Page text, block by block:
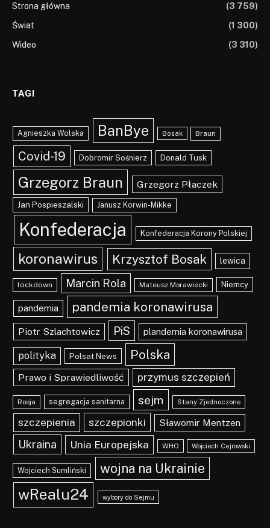
Strona główna
(3 759)
Świat
(1 300)
Wideo
(3 310)
TAGI
Agnieszka Wolska BanBye Bosak Braun
Covid-19 Dobromir Sośnierz Donald Tusk
Grzegorz Braun Grzegorz Płaczek
Jan Pospieszalski Janusz Korwin-Mikke
Konfederacja Konfederacja Korony Polskiej
koronawirus Krzysztof Bosak lewica
lockdown Marcin Rola Mateusz Morawiecki Niemcy
pandemia pandemia koronawirusa
Piotr Szlachtowicz PiS plandemia koronawirusa
polityka Polsat News Polska
Prawo i Sprawiedliwość przymus szczepień
Rosja segregacja sanitarna sejm Stany Zjednoczone
szczepienia szczepionki Sławomir Mentzen
Ukraina Unia Europejska WHO Wojciech Cejrowski
Wojciech Sumliński wojna na Ukrainie
wRealu24 wybory do Sejmu